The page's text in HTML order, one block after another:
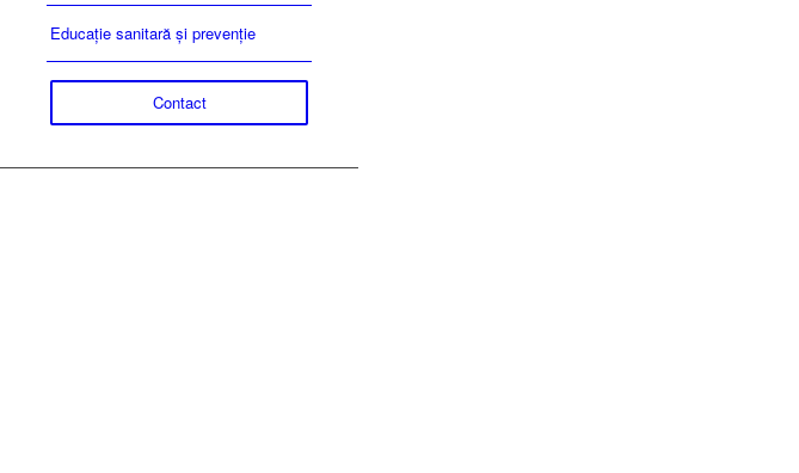
Educație sanitară și prevenție
Contact